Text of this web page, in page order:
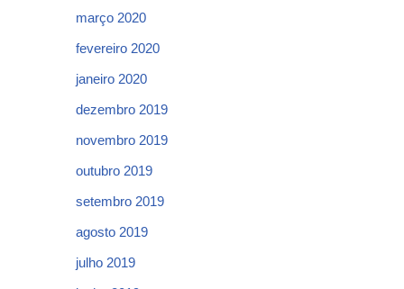
março 2020
fevereiro 2020
janeiro 2020
dezembro 2019
novembro 2019
outubro 2019
setembro 2019
agosto 2019
julho 2019